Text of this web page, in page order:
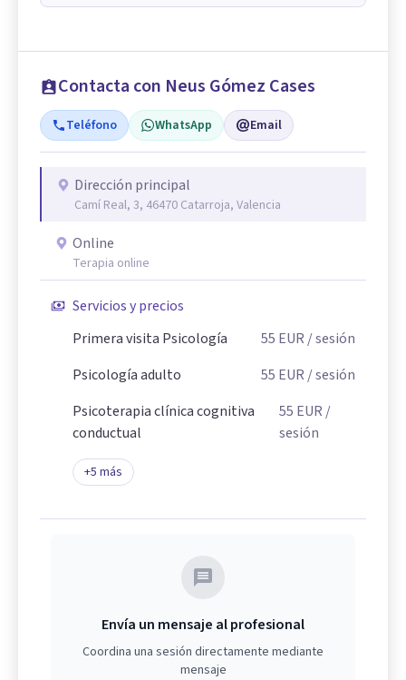
Contacta con Neus Gómez Cases
Teléfono WhatsApp Email
Dirección principal
Camí Real, 3, 46470 Catarroja, Valencia
Online
Terapia online
Servicios y precios
Primera visita Psicología
55 EUR / sesión
Psicología adulto
55 EUR / sesión
Psicoterapia clínica cognitiva
conductual
55 EUR /
sesión
+5 más
Envía un mensaje al profesional
Coordina una sesión directamente mediante
mensaje